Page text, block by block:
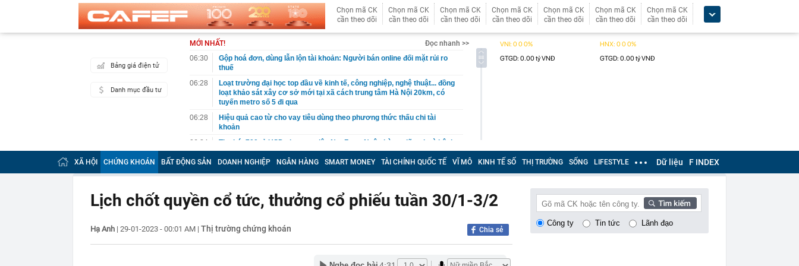
Chọn mã CK
cần theo dõi
Chọn mã CK
cần theo dõi
Chọn mã CK
cần theo dõi
Chọn mã CK
cần theo dõi
Chọn mã CK
cần theo dõi
Chọn mã CK
cần theo dõi
Chọn mã CK
cần theo dõi
Bảng giá điện tử
Danh mục đầu tư
MỚI NHẤT!
Đọc nhanh >>
06:30
Gộp hoá đơn, dùng lẫn lộn tài khoản: Người bán online đối mặt rủi ro
thuế
06:28
Loạt trường đại học top đầu về kinh tế, công nghiệp, nghệ thuật... đồng
loạt khảo sát xây cơ sở mới tại xã cách trung tâm Hà Nội 20km, có
tuyến metro số 5 đi qua
06:28
Hiệu quả cao từ cho vay tiêu dùng theo phương thức thấu chi tài
khoản
06:24
Thu hút 700 tỷ USD cho mục tiêu Net Zero: Ngân hàng giữ vai trò kênh
dẫn vốn chủ lực
Vì sao ngày càng nhiều gia đình không còn phụ thuộc vào giàn phơi? 1
thiết bị giải phóng cả ban công đang trở thành xu hướng mới
06:13
Từ nhà tập thể 30 m², “chuồng cọp” san sát đến đại đô thị hàng trăm
ha: Mô hình căn hộ chung cư đã thay đổi đến "chóng mặt"
06:01
Trồng loại quả ‘đến từ thiên đường’ của Việt Nam, anh nông dân Ấn Độ
bất ngờ trúng lớn, chỉ bán hạt giống cũng kiếm bộn tiền
Việt Nam có nơi "1 con gà gáy 3 nước cùng nghe" ở ngay miền Bắc:
XÃ HỘI CHỨNG KHOÁN BẤT ĐỘNG SẢN DOANH NGHIỆP NGÂN HÀNG SMART MONEY TÀI CHÍNH QUỐC TẾ VĨ MÔ KINH TẾ SỐ THỊ TRƯỜNG SỐNG LIFESTYLE Dữ liệu F INDEX
Lịch chốt quyền cổ tức, thưởng cổ phiếu tuần 30/1-3/2
Hạ Anh | 29-01-2023 - 00:01 AM | Thị trường chứng khoán Chia sẻ
Công ty Tin tức Lãnh đạo